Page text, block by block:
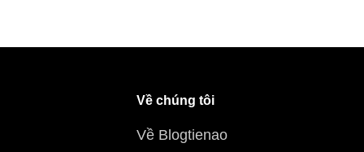
Về chúng tôi
Về Blogtienao